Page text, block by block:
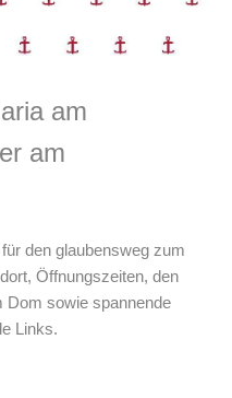
am
am
den glaubensweg zum
Öffnungszeiten, den
Dom sowie spannende
Links.